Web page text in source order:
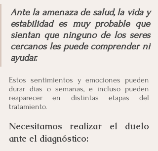
Ante la amenaza de salud, la vida y
estabilidad es muy probable que
sientan que ninguno de los seres
cercanos les puede comprender ni
ayudar.
Estos sentimientos y emociones pueden
durar días o semanas, e incluso pueden
reaparecer en distintas etapas del
tratamiento.
Necesitamos realizar el duelo
ante el diagnóstico: